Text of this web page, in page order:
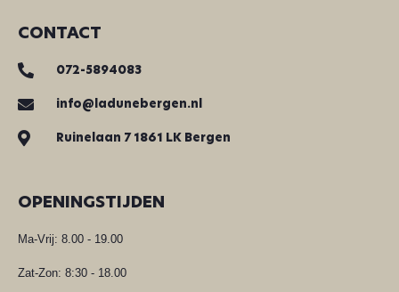
CONTACT
072-5894083
info@ladunebergen.nl
Ruinelaan 7 1861 LK Bergen
OPENINGSTIJDEN
Ma-Vrij: 8.00 - 19.00
Zat-Zon: 8:30 - 18.00